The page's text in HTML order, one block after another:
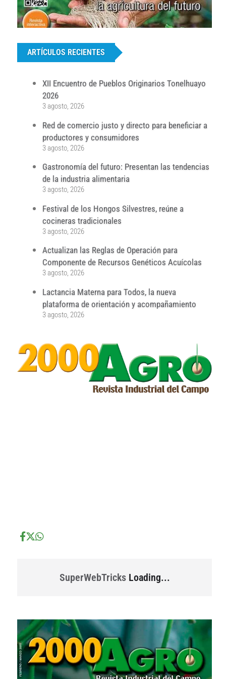
ARTÍCULOS RECIENTES
XII Encuentro de Pueblos Originarios Tonelhuayo
2026
3 agosto, 2026
Red de comercio justo y directo para beneficiar a
productores y consumidores
3 agosto, 2026
Gastronomía del futuro: Presentan las tendencias
de la industria alimentaria
3 agosto, 2026
Festival de los Hongos Silvestres, reúne a
cocineras tradicionales
3 agosto, 2026
Actualizan las Reglas de Operación para
Componente de Recursos Genéticos Acuícolas
3 agosto, 2026
Lactancia Materna para Todos, la nueva
plataforma de orientación y acompañamiento
3 agosto, 2026
SuperWebTricksLoading...